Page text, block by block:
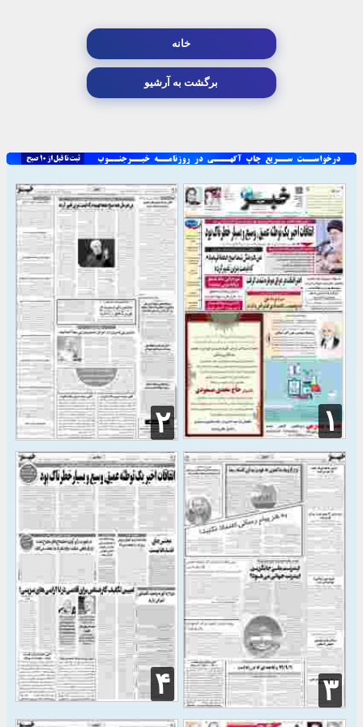
خانه
برگشت به آرشیو
۱ ۲
۳ ۴